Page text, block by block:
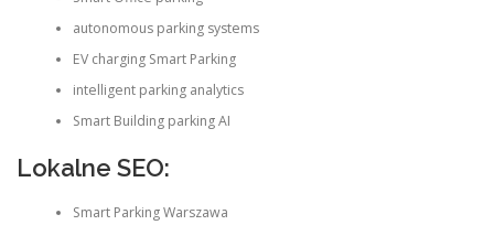
autonomous parking systems
EV charging Smart Parking
intelligent parking analytics
Smart Building parking AI
Lokalne SEO:
Smart Parking Warszawa